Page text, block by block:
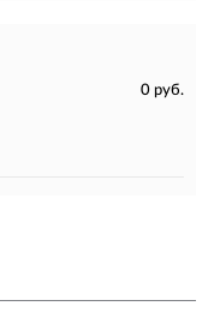
0 руб.